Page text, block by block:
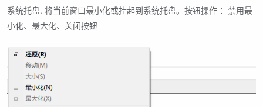
系统托盘. 将当前窗口最小化或挂起到系统托盘。按钮操作 ：禁用最
小化、最大化、关闭按钮